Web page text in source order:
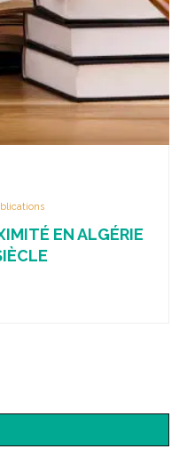
EN ALGÉRIE